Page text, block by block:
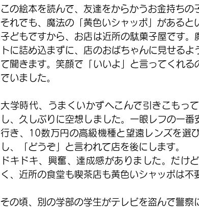
この絵本を読んで、友達をからかうお金持ちの
それでも、魔法の「黄色いシャッポ」があると
子どもですから、お店は近所の駄菓子屋です
トに詰め込まずに、店のおばちゃんに見せる
て聞きます。笑顔で「いいよ」と言ってくれ
でいました。
大学時代、うまくいかずへこんで引きこもっ
し、久しぶりに空想しました。一眼レフの一
行き、10数万円の高級機種と望遠レンズを選
し、「どうぞ」と言われて店を後にします。
ドキドキ、興奮、達成感がありました。だけ
く、近所の食堂も喫茶店も黄色いシャッポは不
その頃、別の学部の学生がテレビを盗んで警察